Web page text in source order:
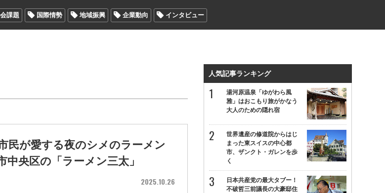
課題 国際情勢 地域振興 企業動向 インタビュー
民が愛する夜のシメのラーメン
中央区の「ラーメン三太」
2025.10.26
人気記事ランキング
湯河原温泉「ゆがわら風
雅」はおこもり旅がかなう
大人のための隠れ宿
世界遺産の修道院からはじ
まった東スイスの中心都
市、ザンクト・ガレンを歩
く
日本共産党の最大タブー！
不破哲三前議長の大豪邸住